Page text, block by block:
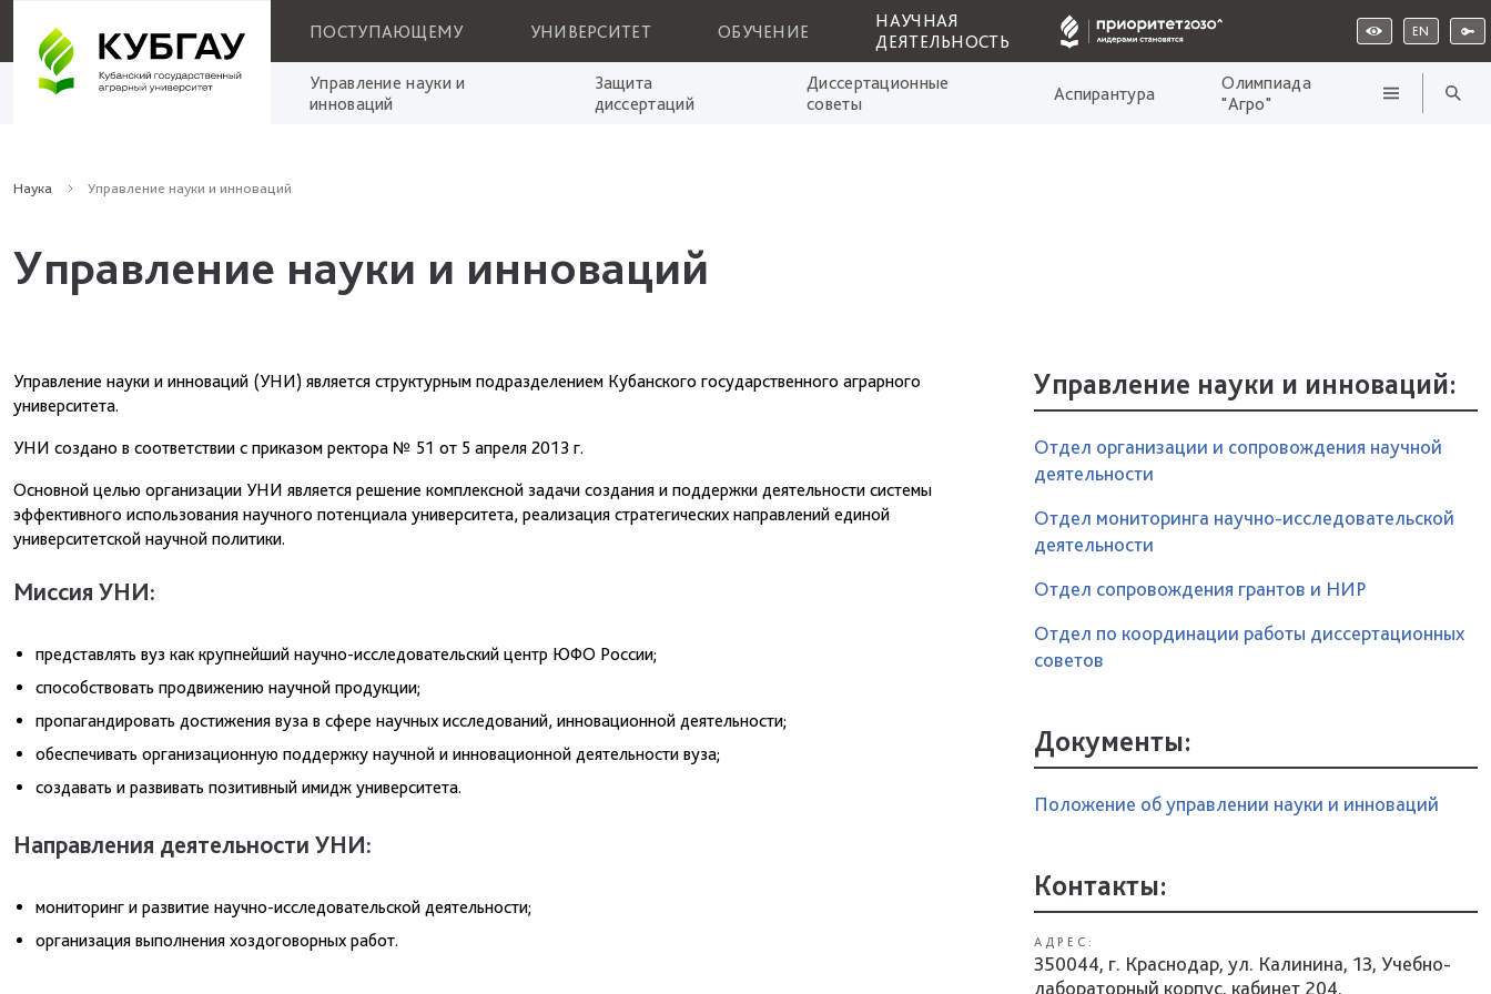
ПОСТУПАЮЩЕМУ УНИВЕРСИТЕТ ОБУЧЕНИЕ
НАУЧНАЯ
ДЕЯТЕЛЬНОСТЬ
EN
Управление науки и
инноваций
Защита
диссертаций
Диссертационные
советы
Аспирантура
Олимпиада
"Агро"
Наука Управление науки и инноваций
Управление науки и инноваций
Управление науки и инноваций (УНИ) является структурным подразделением Кубанского государственного аграрного
университета.
УНИ создано в соответствии с приказом ректора № 51 от 5 апреля 2013 г.
Основной целью организации УНИ является решение комплексной задачи создания и поддержки деятельности системы
эффективного использования научного потенциала университета, реализация стратегических направлений единой
университетской научной политики.
Миссия УНИ:
представлять вуз как крупнейший научно-исследовательский центр ЮФО России;
способствовать продвижению научной продукции;
пропагандировать достижения вуза в сфере научных исследований, инновационной деятельности;
обеспечивать организационную поддержку научной и инновационной деятельности вуза;
создавать и развивать позитивный имидж университета.
Направления деятельности УНИ:
мониторинг и развитие научно-исследовательской деятельности;
организация выполнения хоздоговорных работ.
Управление науки и инноваций:
Отдел организации и сопровождения научной
деятельности
Отдел мониторинга научно-исследовательской
деятельности
Отдел сопровождения грантов и НИР
Отдел по координации работы диссертационных
советов
Документы:
Положение об управлении науки и инноваций
Контакты:
АДРЕС:
350044, г. Краснодар, ул. Калинина, 13, Учебно-
лабораторный корпус, кабинет 204.